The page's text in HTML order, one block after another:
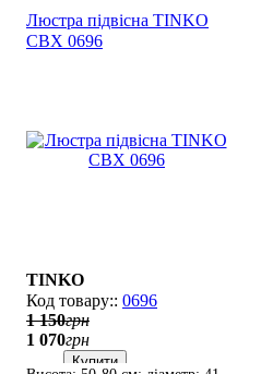
Люстра підвісна TINKO
CBX 0696
TINKO
0696
1 150грн
1 070грн
Купити